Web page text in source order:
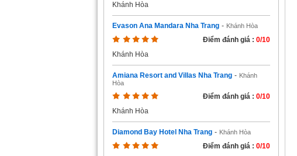
Khánh Hòa
Evason Ana Mandara Nha Trang - Khánh Hòa
Điểm đánh giá : 0/10
Khánh Hòa
Amiana Resort and Villas Nha Trang - Khánh
Hòa
Điểm đánh giá : 0/10
Khánh Hòa
Diamond Bay Hotel Nha Trang - Khánh Hòa
Điểm đánh giá : 0/10